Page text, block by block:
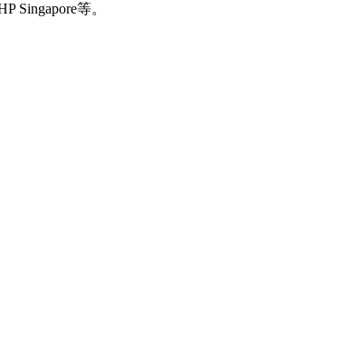
Singapore等。